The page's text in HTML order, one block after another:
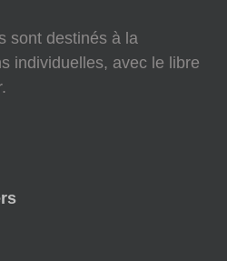
sont destinés à la
individuelles, avec le libre